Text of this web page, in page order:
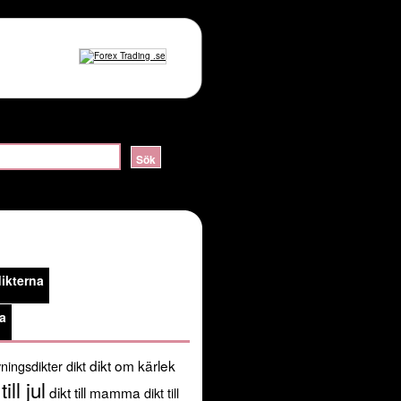
alert handshake failure in
share/pear:/usr/share/php') in
diktdikt om kärlek
jul dikt till mamma dikt till